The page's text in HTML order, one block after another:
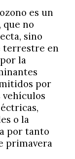
es un
no
sino
terrestre en
la
por
o la
por tanto
primavera